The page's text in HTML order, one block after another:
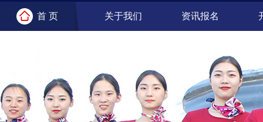
首 页 关于我们 资讯报名